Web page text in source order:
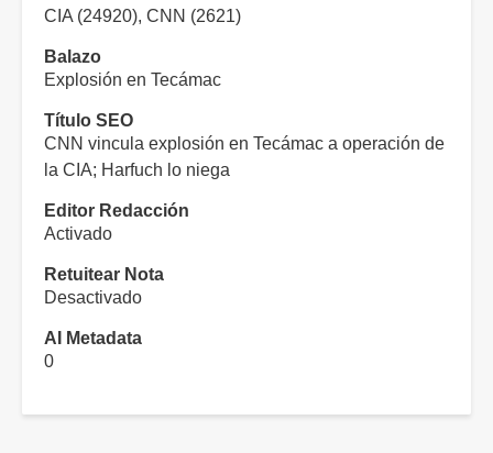
CIA (24920), CNN (2621)
Balazo
Explosión en Tecámac
Título SEO
CNN vincula explosión en Tecámac a operación de
la CIA; Harfuch lo niega
Editor Redacción
Activado
Retuitear Nota
Desactivado
AI Metadata
0